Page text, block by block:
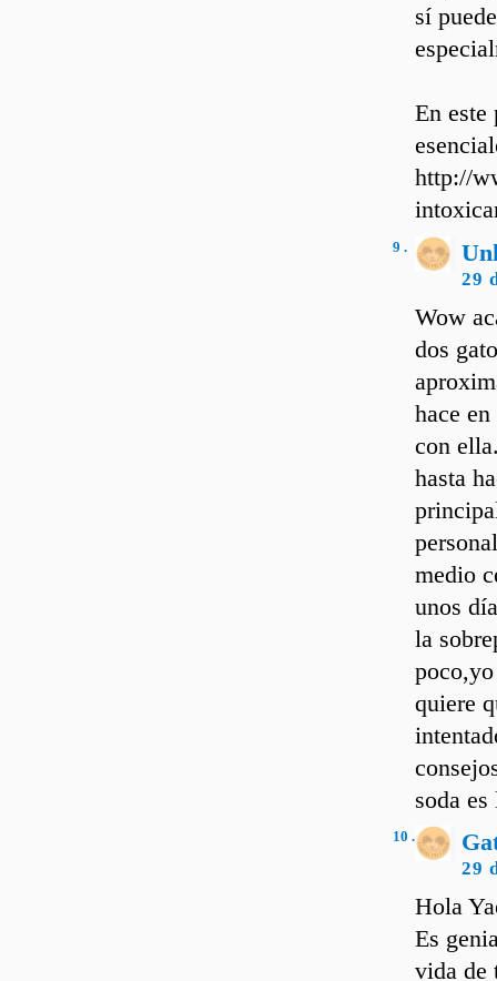
sí
En este
http://
9 .
29
Wow
dos
hace
con
hasta
medio
unos
la
quiere
soda
10 .
29
Hola
Es
vida de